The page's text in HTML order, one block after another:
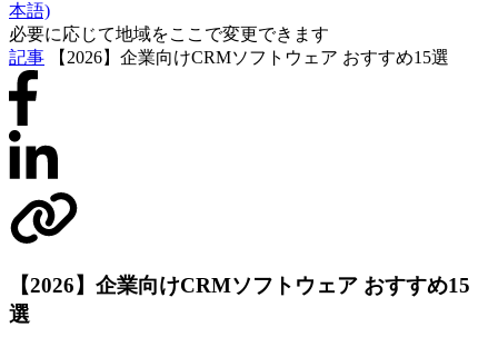
本語)
必要に応じて地域をここで変更できます
記事
【2026】企業向けCRMソフトウェア おすすめ15選
【2026】企業向けCRMソフトウェア おすすめ15
選